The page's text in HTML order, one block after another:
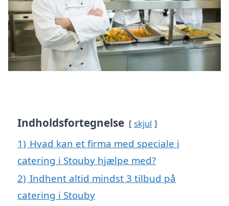
Indholdsfortegnelse skjul
1) Hvad kan et firma med speciale i
catering i Stouby hjælpe med?
2) Indhent altid mindst 3 tilbud på
catering i Stouby